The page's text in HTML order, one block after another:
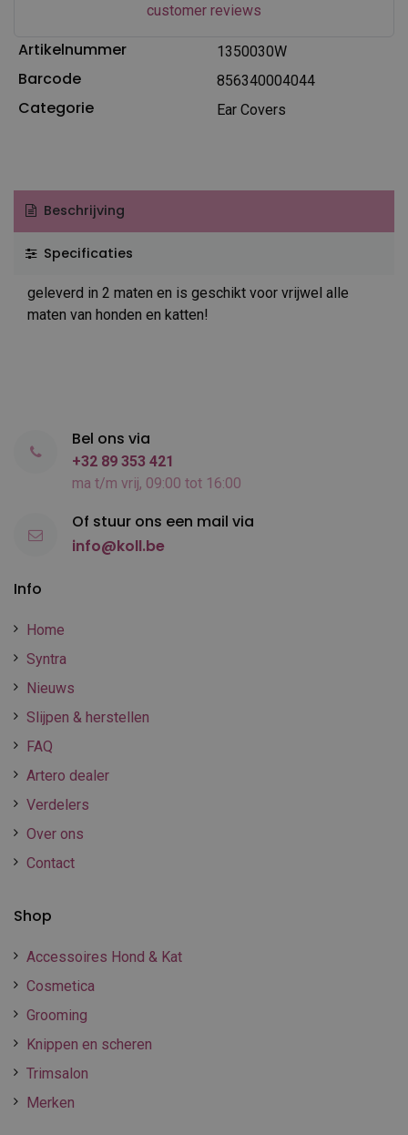
customer reviews
Artikelnummer 1350030W
Barcode 856340004044
Categorie Ear Covers
Beschrijving
Specificaties
geleverd in 2 maten en is geschikt voor vrijwel alle
maten van honden en katten!
Info
Home
Syntra
Nieuws
Slijpen & herstellen
FAQ
Artero dealer
Verdelers
Over ons
Contact
Shop
Accessoires Hond & Kat
Cosmetica
Grooming
Knippen en scheren
Trimsalon
Merken
Bel ons via
+32 89 353 421
ma t/m vrij, 09:00 tot 16:00
Of stuur ons een mail via
info@koll.be